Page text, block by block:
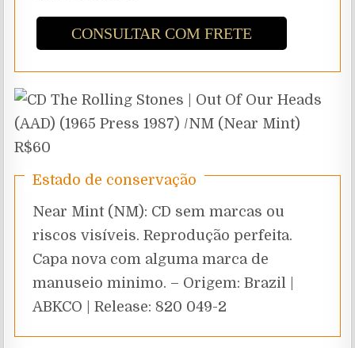
CONSULTAR COM FRETE
Estado de conservação
Near Mint (NM): CD sem marcas ou
riscos visíveis. Reprodução perfeita.
Capa nova com alguma marca de
manuseio minimo. – Origem: Brazil |
ABKCO | Release: 820 049-2